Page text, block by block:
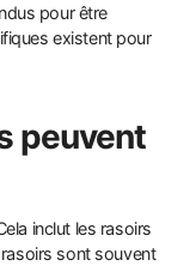
pour être
existent pour
peuvent
inclut les rasoirs
sont souvent